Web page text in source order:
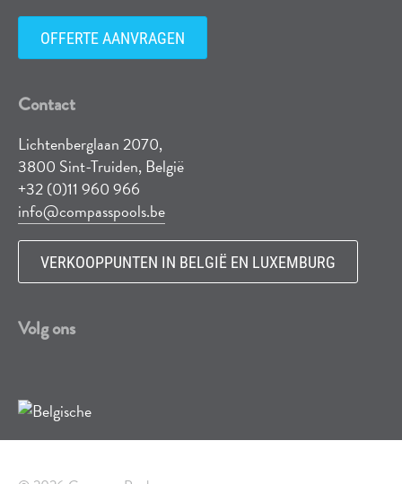
OFFERTE AANVRAGEN
Contact
Lichtenberglaan 2070,
3800 Sint-Truiden, België
+32 (0)11 960 966
info@compasspools.be
VERKOOPPUNTEN IN BELGIË EN LUXEMBURG
Volg ons